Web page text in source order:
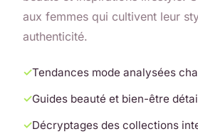
aux femmes qui cultivent leur
authenticité.
Tendances mode analysées
Guides beauté et bien-être
Décryptages des collections